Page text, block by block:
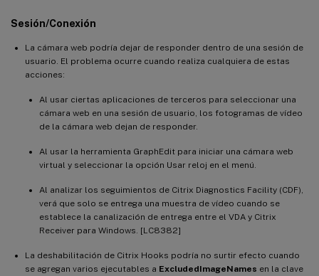
Sesión/Conexión
La cámara web podría dejar de responder dentro de una sesión de
usuario. El problema ocurre cuando realiza cualquiera de estas
acciones:
Al usar ciertas aplicaciones de terceros para seleccionar una
cámara web en una sesión de usuario, los fotogramas de vídeo
de la cámara web dejan de responder.
Al usar la herramienta GraphEdit para iniciar una cámara web
virtual y seleccionar la opción Usar reloj en el menú.
Al analizar los seguimientos de Citrix Diagnostics Facility (CDF),
verá que solo se entrega una muestra de vídeo cuando se
establece la canalización de entrega entre el VDA y Citrix
Receiver para Windows. [LC8382]
La deshabilitación de Citrix Hooks podría no surtir efecto cuando
se agregan varios ejecutables a ExcludedImageNames en la clave